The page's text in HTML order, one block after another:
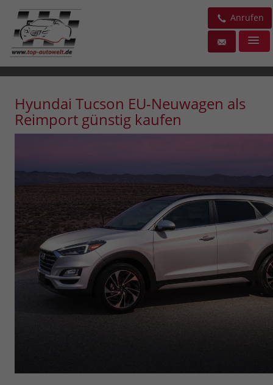
Anrufen
Hyundai Tucson EU-Neuwagen als
Reimport günstig kaufen